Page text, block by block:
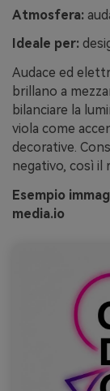
Atmosfera:
Ideale per:
Audace ed
brillano a
bilanciare la
viola come
decorative.
negativo, così il
Esempio
media.io